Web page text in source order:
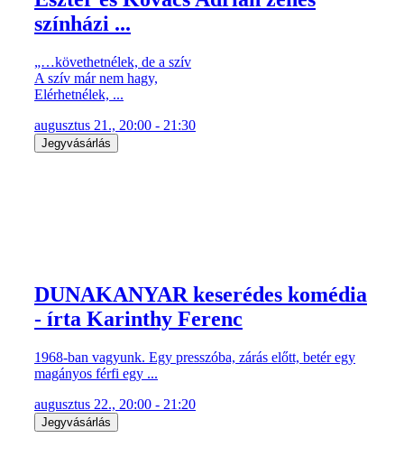
színházi ...
„…követhetnélek, de a szív
A szív már nem hagy,
Elérhetnélek, ...
augusztus 21., 20:00 - 21:30
Jegyvásárlás
DUNAKANYAR keserédes komédia
- írta Karinthy Ferenc
1968-ban vagyunk. Egy presszóba, zárás előtt, betér egy
magányos férfi egy ...
augusztus 22., 20:00 - 21:20
Jegyvásárlás